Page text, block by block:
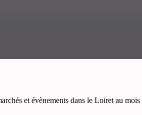
et évènements dans le Loiret au